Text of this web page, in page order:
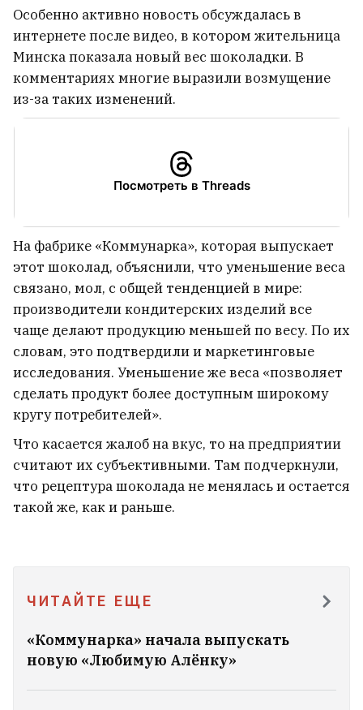
Особенно активно новость обсуждалась в
интернете после видео, в котором жительница
Минска показала новый вес шоколадки. В
комментариях многие выразили возмущение
из-за таких изменений.
Посмотреть в Threads
На фабрике «Коммунарка», которая выпускает
этот шоколад, объяснили, что уменьшение веса
связано, мол, с общей тенденцией в мире:
производители кондитерских изделий все
чаще делают продукцию меньшей по весу. По их
словам, это подтвердили и маркетинговые
исследования. Уменьшение же веса «позволяет
сделать продукт более доступным широкому
кругу потребителей».
Что касается жалоб на вкус, то на предприятии
считают их субъективными. Там подчеркнули,
что рецептура шоколада не менялась и остается
такой же, как и раньше.
ЧИТАЙТЕ ЕЩЕ
«Коммунарка» начала выпускать
новую «Любимую Алёнку»
Актриса Марта Голубева вышла
замуж — кто стал избранником?
«Байсол» предупреждает о фейковом
боте, который выдает себя за службу
эвакуации
за очереди
8
Марк Цукерберг и бывший чемпион UFC
в легчайшем весе Мераб Двалишвили
провели бой в открытом море
5